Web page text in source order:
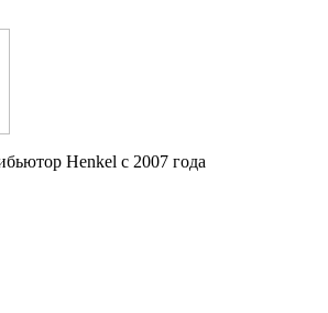
Henkel с 2007 года